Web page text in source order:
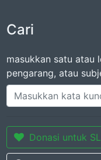
Cari
masukkan satu atau
pengarang, atau
Donasi untuk